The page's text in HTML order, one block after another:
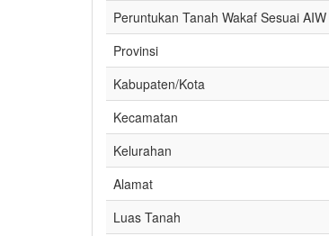
Peruntukan Tanah Wakaf Sesuai AIW
Provinsi
Kabupaten/Kota
Kecamatan
Kelurahan
Alamat
Luas Tanah